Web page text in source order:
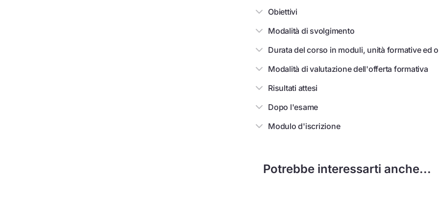
Obiettivi
Modalità di svolgimento
Durata del corso in moduli, unità formative ed
Modalità di valutazione dell'offerta formativa
Risultati attesi
Dopo l'esame
Modulo d'iscrizione
Potrebbe interessarti anche...